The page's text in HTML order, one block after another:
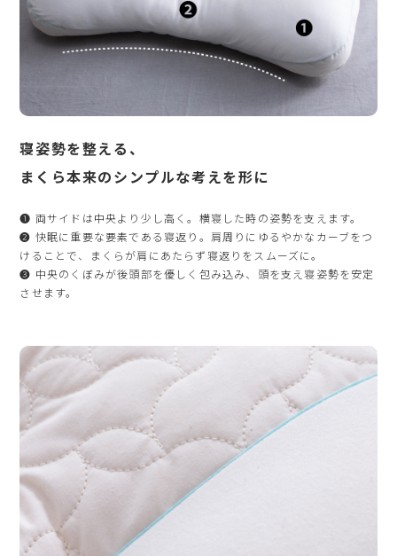
寝姿勢を整える、
まくら本来のシンプルな考えを形に
❶ 両サイドは中央より少し高く。横寝した時の姿勢を支えます。
❷ 快眠に重要な要素である寝返り。肩周りにゆるやかなカーブをつ
けることで、まくらが肩にあたらず寝返りをスムーズに。
❸ 中央のくぼみが後頭部を優しく包み込み、頭を支え寝姿勢を安定
させます。